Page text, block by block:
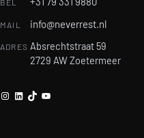
BEL
MAIL info@neverrest.nl
ADRES Absrechtstraat 59
2729 AW Zoetermeer
Instagram
LinkedIn
TikTokYouTube